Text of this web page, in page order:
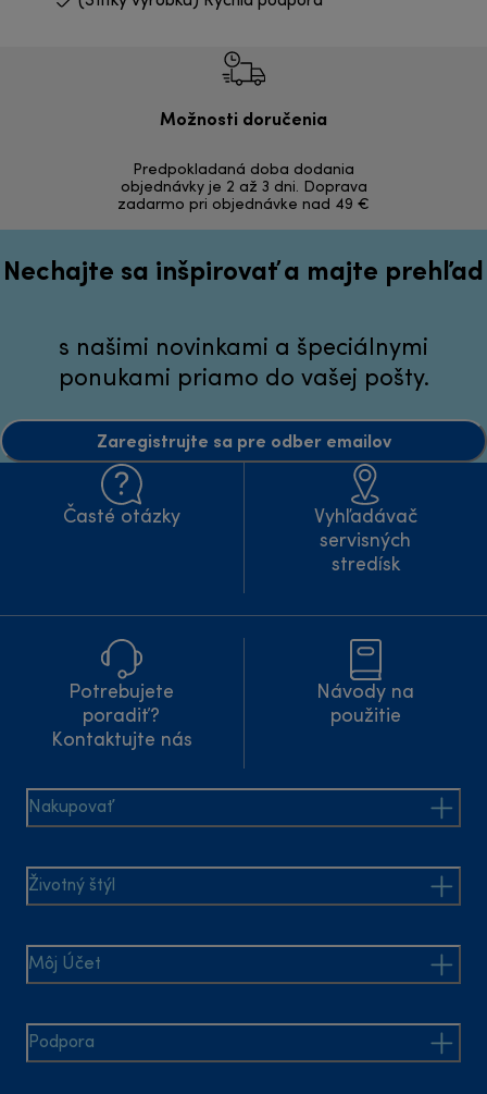
Možnosti doručenia
Predpokladaná doba dodania
objednávky je 2 až 3 dni. Doprava
zadarmo pri objednávke nad 49 €
Nechajte sa inšpirovať a majte prehľad
s našimi novinkami a špeciálnymi
ponukami priamo do vašej pošty.
Zaregistrujte sa pre odber emailov
Časté otázky
Vyhľadávač
servisných
stredísk
Potrebujete
poradiť?
Kontaktujte nás
Návody na
použitie
Nakupovať
Životný štýl
Môj Účet
Podpora